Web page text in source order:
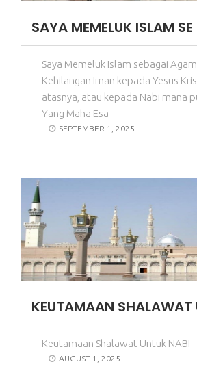
SAYA MEMELUK ISLAM SE
Saya Memeluk Islam sebagai
Kehilangan Iman kepada Yesus
atasnya, atau kepada Nabi mana
Yang Maha Esa
SEPTEMBER 1, 2025
KEUTAMAAN SHALAWAT
Keutamaan Shalawat Untuk NABI
AUGUST 1, 2025